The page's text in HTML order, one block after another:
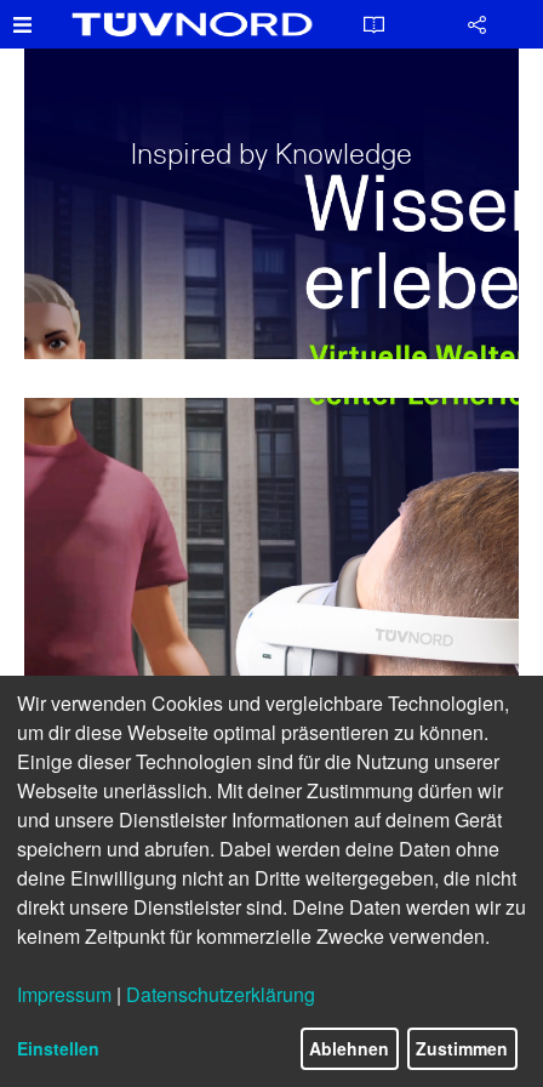
Inspired by Knowledge
Wir verwenden Cookies und vergleichbare Technologien,
um dir diese Webseite optimal präsentieren zu können.
Einige dieser Technologien sind für die Nutzung unserer
Webseite unerlässlich. Mit deiner Zustimmung dürfen wir
und unsere Dienstleister Informationen auf deinem Gerät
speichern und abrufen. Dabei werden deine Daten ohne
deine Einwilligung nicht an Dritte weitergegeben, die nicht
direkt unsere Dienstleister sind. Deine Daten werden wir zu
keinem Zeitpunkt für kommerzielle Zwecke verwenden.
Impressum | Datenschutzerklärung
Einstellen Ablehnen Zustimmen